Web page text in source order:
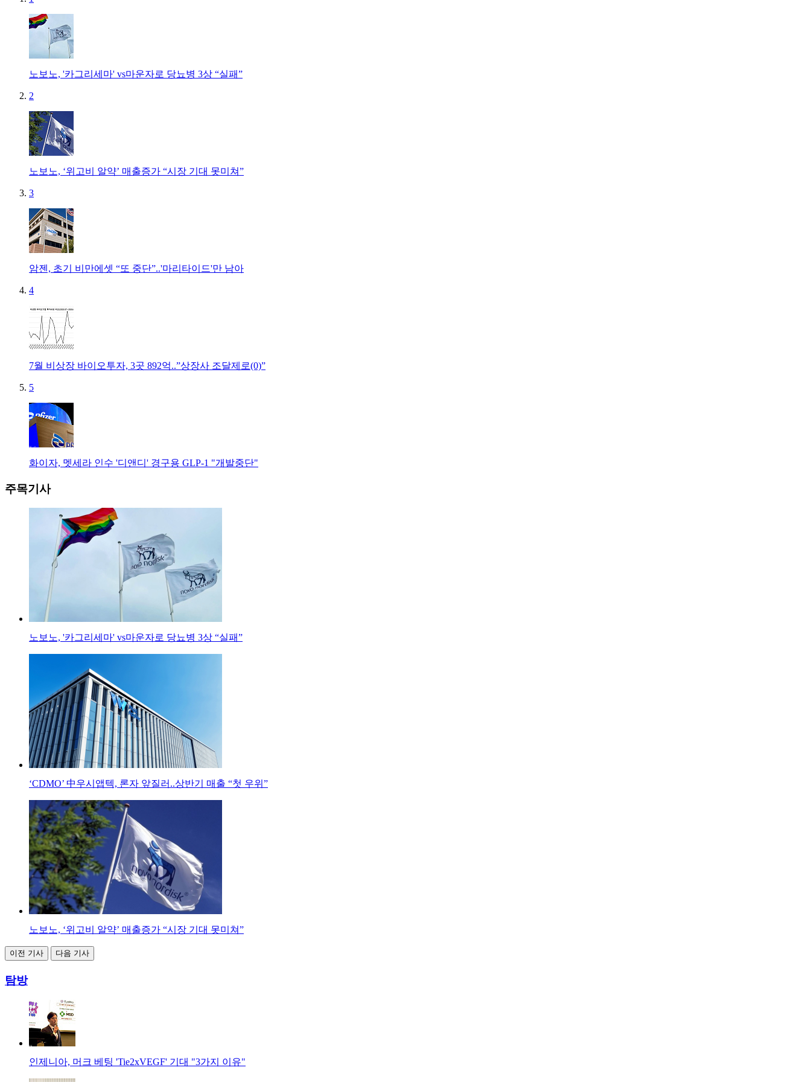
노보노, '카그리세마' vs마운자로 당뇨병 3상 “실패”
2
노보노, ‘위고비 알약’ 매출증가 “시장 기대 못미쳐”
3
암젠, 초기 비만에셋 “또 중단”..'마리타이드'만 남아
4
7월 비상장 바이오투자, 3곳 892억..”상장사 조달제로(0)”
5
화이자, 멧세라 인수 '디앤디' 경구용 GLP-1 "개발중단"
주목기사
노보노, '카그리세마' vs마운자로 당뇨병 3상 “실패”
‘CDMO’ 中우시앱텍, 론자 앞질러..상반기 매출 “첫 우위”
노보노, ‘위고비 알약’ 매출증가 “시장 기대 못미쳐”
이전 기사 다음 기사
탐방
인제니아, 머크 베팅 'Tie2xVEGF' 기대 "3가지 이유"